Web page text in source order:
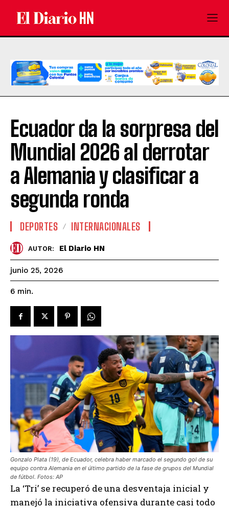
Ecuador da la sorpresa del
Mundial 2026 al derrotar
a Alemania y clasificar a
segunda ronda
DEPORTES INTERNACIONALES
AUTOR: El Diario HN
junio 25, 2026
6 min.
Gonzalo Plata (19), de Ecuador, celebra haber marcado el segundo gol de su
equipo contra Alemania en el último partido de la fase de grupos del Mundial
de fútbol. Fotos: AP
La ‘Tri’ se recuperó de una desventaja inicial y
manejó la iniciativa ofensiva durante casi todo